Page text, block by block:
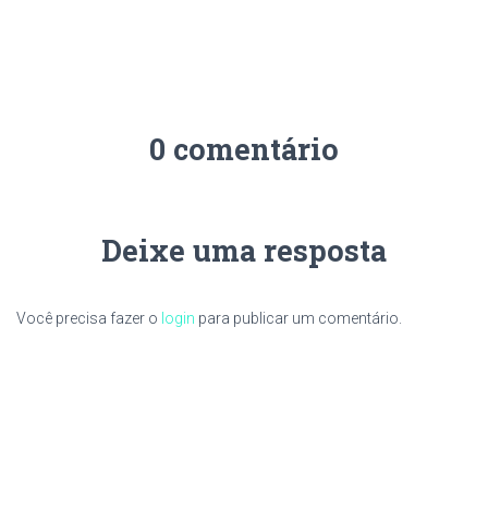
0 comentário
Deixe uma resposta
Você precisa fazer o login para publicar um comentário.